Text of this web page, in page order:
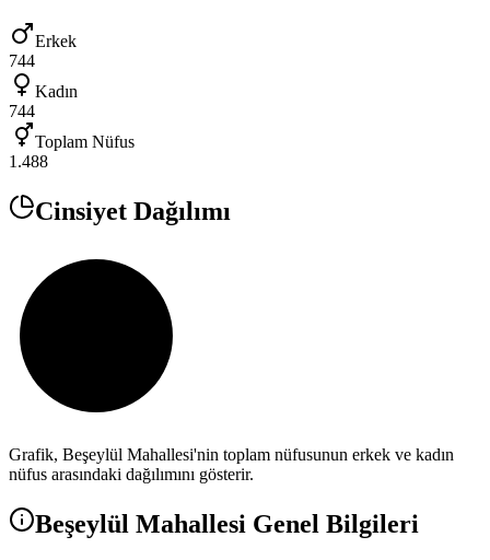
Erkek
744
Kadın
744
Toplam Nüfus
1.488
Cinsiyet Dağılımı
Grafik, Beşeylül Mahallesi'nin toplam nüfusunun erkek ve kadın
nüfus arasındaki dağılımını gösterir.
Beşeylül Mahallesi Genel Bilgileri